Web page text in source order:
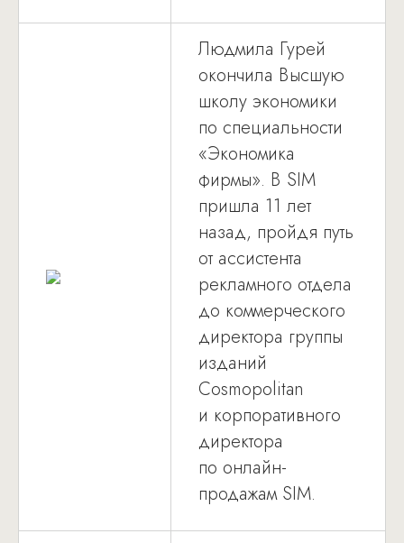
Людмила Гурей
окончила Высшую
школу экономики
по специальности
«Экономика
фирмы». В SIM
пришла 11 лет
назад, пройдя путь
от ассистента
рекламного отдела
до коммерческого
директора группы
изданий
Cosmopolitan
и корпоративного
директора
по онлайн-
продажам SIM.